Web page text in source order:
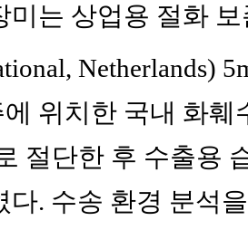
는 상업용 절화 보
Netherlands)
위치한 국내 화
절단한 후 수출용
다. 수송 환경 분석